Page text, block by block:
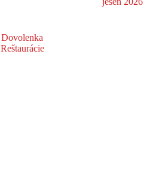
Dovolenka
Reštaurácie